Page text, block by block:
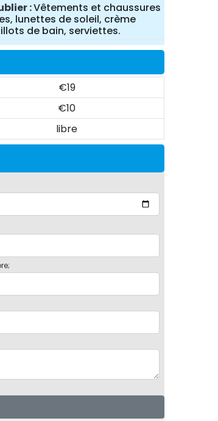
Vêtements et chaussures
lunettes de soleil, crème
de bain, serviettes.
€19
€10
libre